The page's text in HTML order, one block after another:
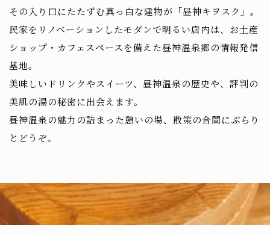
その入り口にたたずむ真っ白な建物が「昼神キヲスク」。
民家をリノベーションしたモダンで明るい店内は、お土産
ショップ・カフェスペースを備えた昼神温泉郷の情報発信
基地。
美味しいドリンクやスイーツ、昼神温泉の歴史や、評判の
美肌の湯の秘密に出会えます。
昼神温泉の魅力の詰まった憩いの場、散策の合間にぶらり
とどうぞ。